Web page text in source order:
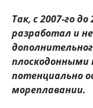
Так, с 2007-го
разработал и
плоскодонными
потенциально
мореплавании.